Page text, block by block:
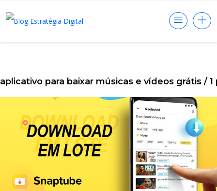
aplicativo para baixar músicas e vídeos grátis /